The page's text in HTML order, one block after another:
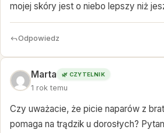
mojej skóry jest o niebo lepszy niż
Odpowiedz
Marta 🌿 CZYTELNIK
1 rok temu
Czy uważacie, że picie naparów z
pomaga na trądzik u dorosłych?